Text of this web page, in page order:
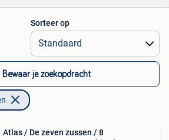
Alle afstanden…
Sorteer op
Bewaar je zoekopdracht
Atlas / De zeven zussen / 8